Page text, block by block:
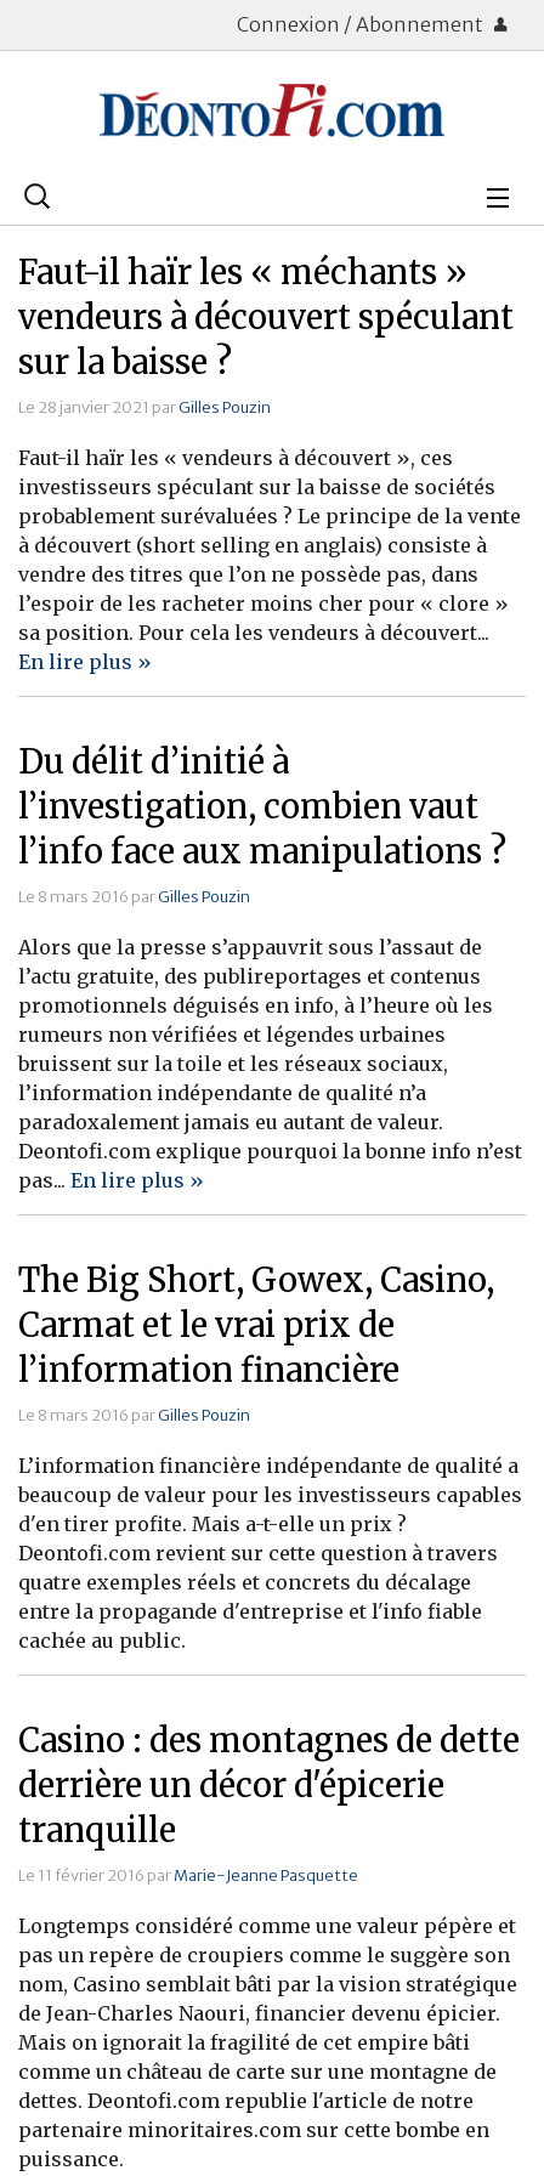
Connexion / Abonnement
Rechercher
Bourse
Placements
Assurance Vie
Patrimoine
Immobilier
Banque
Faut-il haïr les « méchants »
vendeurs à découvert spéculant
sur la baisse ?
Le 28 janvier 2021 parGilles Pouzin
Faut-il haïr les « vendeurs à découvert », ces
investisseurs spéculant sur la baisse de sociétés
probablement surévaluées ? Le principe de la vente
à découvert (short selling en anglais) consiste à
vendre des titres que l’on ne possède pas, dans
l’espoir de les racheter moins cher pour « clore »
sa position. Pour cela les vendeurs à découvert...
En lire plus »
Du délit d’initié à
l’investigation, combien vaut
l’info face aux manipulations ?
Le 8 mars 2016 parGilles Pouzin
Alors que la presse s’appauvrit sous l’assaut de
l’actu gratuite, des publireportages et contenus
promotionnels déguisés en info, à l’heure où les
rumeurs non vérifiées et légendes urbaines
bruissent sur la toile et les réseaux sociaux,
l’information indépendante de qualité n’a
paradoxalement jamais eu autant de valeur.
Deontofi.com explique pourquoi la bonne info n’est
pas... En lire plus »
The Big Short, Gowex, Casino,
Carmat et le vrai prix de
l’information financière
Le 8 mars 2016 parGilles Pouzin
L’information financière indépendante de qualité a
beaucoup de valeur pour les investisseurs capables
d'en tirer profite. Mais a-t-elle un prix ?
Deontofi.com revient sur cette question à travers
quatre exemples réels et concrets du décalage
entre la propagande d'entreprise et l'info fiable
cachée au public.
Casino : des montagnes de dette
derrière un décor d'épicerie
tranquille
Le 11 février 2016 parMarie-Jeanne Pasquette
Longtemps considéré comme une valeur pépère et
pas un repère de croupiers comme le suggère son
nom, Casino semblait bâti par la vision stratégique
de Jean-Charles Naouri, financier devenu épicier.
Mais on ignorait la fragilité de cet empire bâti
comme un château de carte sur une montagne de
dettes. Deontofi.com republie l'article de notre
partenaire minoritaires.com sur cette bombe en
puissance.